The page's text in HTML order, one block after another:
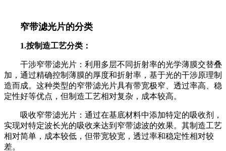
窄带滤光片的分类
1.按制造工艺分类：
干涉窄带滤光片：利用多层不同折射率的光学薄膜交替叠
加，通过精确控制薄膜的厚度和折射率，基于光的干涉原理制
造而成。这种类型的窄带滤光片具有带宽极窄、透过率高、稳
定性好等优点，但制造工艺相对复杂，成本较高。
吸收窄带滤光片：通过在基底材料中添加特定的吸收剂，
实现对特定波长光的吸收来达到窄带滤波的效果。其制造工艺
相对简单，成本较低，但带宽较宽，透过率和稳定性相对较
差。